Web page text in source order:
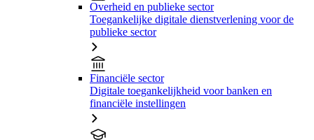
Overheid en publieke sector
Toegankelijke digitale dienstverlening voor de
publieke sector
Financiële sector
Digitale toegankelijkheid voor banken en
financiële instellingen